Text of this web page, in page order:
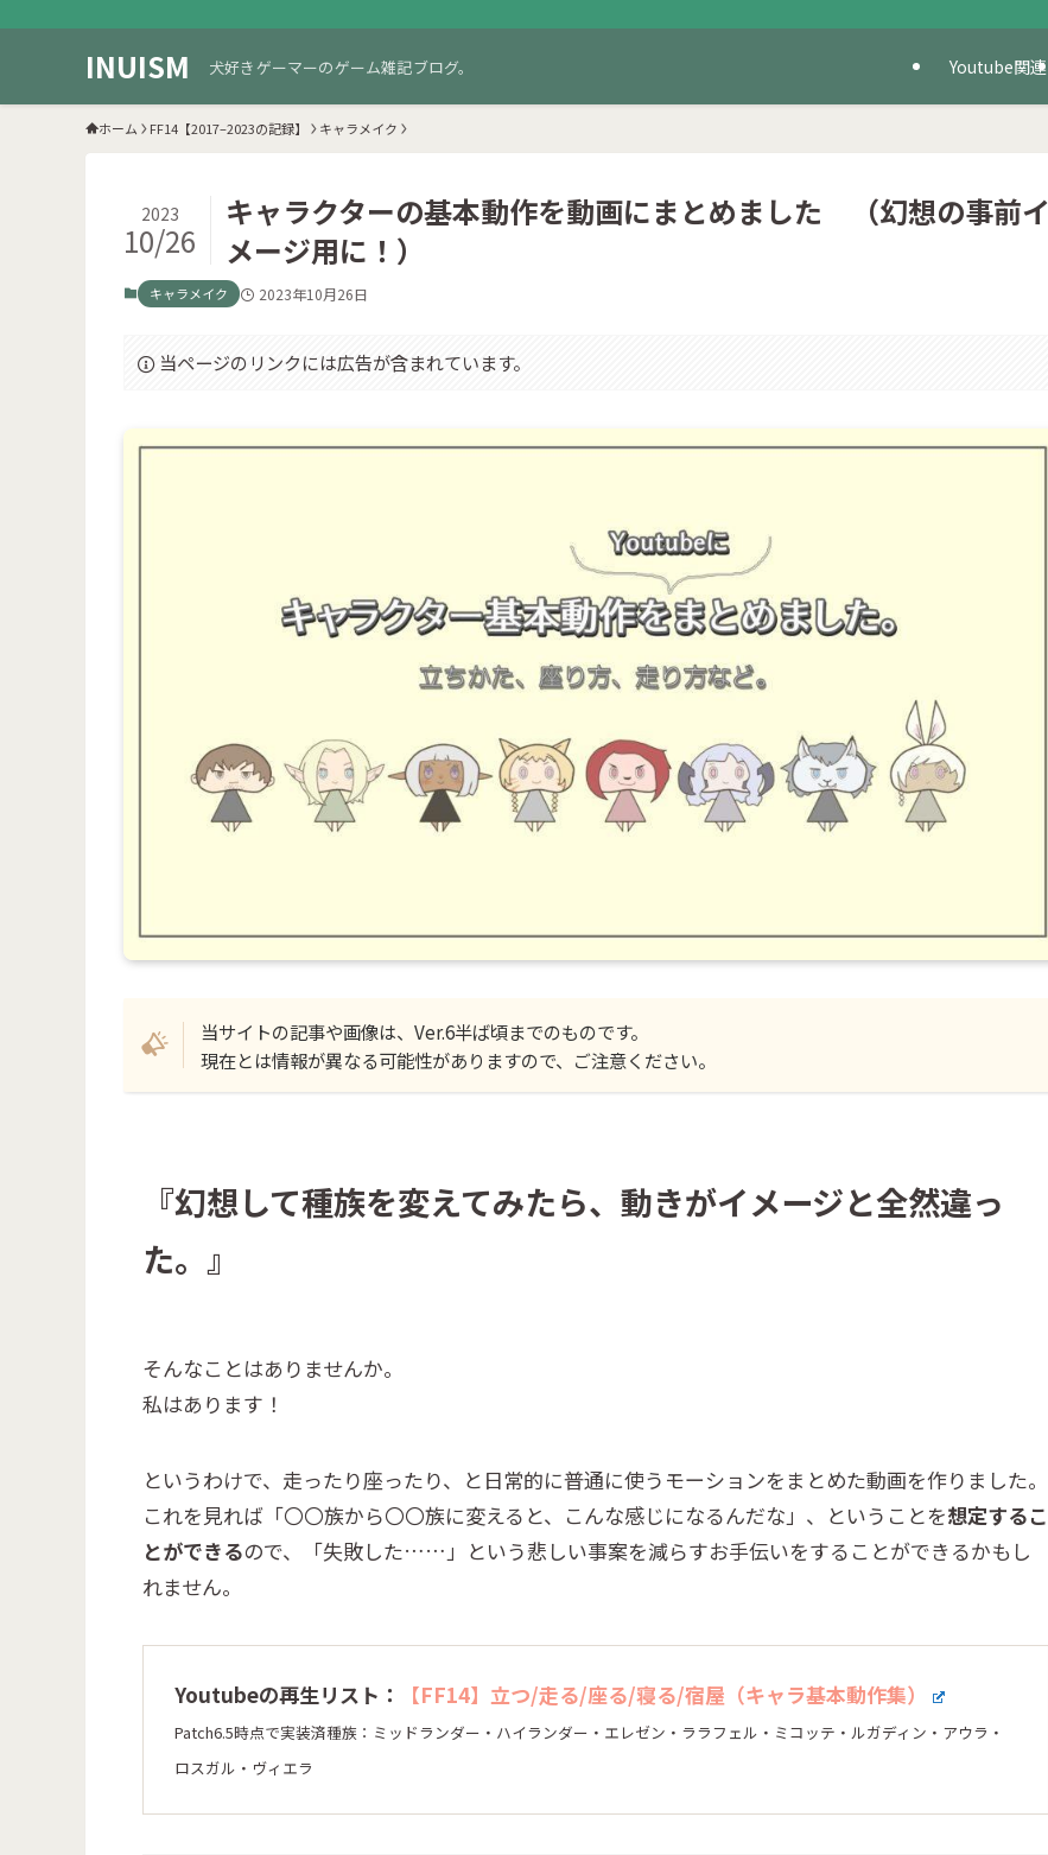
INUISM 犬好きゲーマーのゲーム雑記ブログ。 Youtube関連
ホーム FF14【2017–2023の記録】 キャラメイク
キャラクターの基本動作を動画にまとめました （幻想の事前イ
メージ用に！）
2023
10/26
キャラメイク 2023年10月26日
当ページのリンクには広告が含まれています。
当サイトの記事や画像は、Ver.6半ば頃までのものです。
現在とは情報が異なる可能性がありますので、ご注意ください。
『幻想して種族を変えてみたら、動きがイメージと全然違っ
た。』
そんなことはありませんか。
私はあります！
というわけで、走ったり座ったり、と日常的に普通に使うモーションをまとめた動画を作りました。
これを見れば「〇〇族から〇〇族に変えると、こんな感じになるんだな」、ということを想定するこ
とができるので、「失敗した……」という悲しい事案を減らすお手伝いをすることができるかもし
れません。
Youtubeの再生リスト： 【FF14】立つ/走る/座る/寝る/宿屋（キャラ基本動作集）
Patch6.5時点で実装済種族：ミッドランダー・ハイランダー・エレゼン・ララフェル・ミコッテ・ルガディン・アウラ・
ロスガル・ヴィエラ